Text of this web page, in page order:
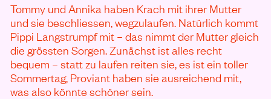
Tommy und Annika haben Krach mit ihrer Mutter
und sie beschliessen, wegzulaufen. Natürlich kommt
Pippi Langstrumpf mit – das nimmt der Mutter gleich
die grössten Sorgen. Zunächst ist alles recht
bequem – statt zu laufen reiten sie, es ist ein toller
Sommertag, Proviant haben sie ausreichend mit,
was also könnte schöner sein.